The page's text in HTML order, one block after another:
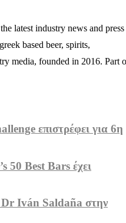
latest industry news and press
based beer, spirits,
media, founded in 2016. Part
επιστρέφει για 6η
50 Best Bars έχει
Iván Saldaña στην